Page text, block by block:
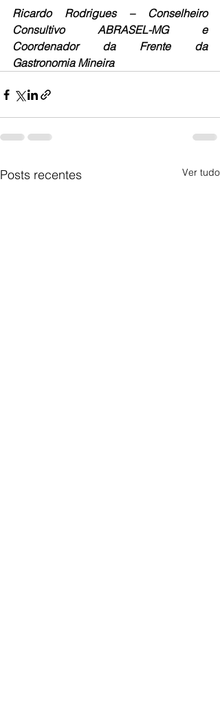
Ricardo Rodrigues – Conselheiro
Consultivo ABRASEL-MG e
Coordenador da Frente da
Gastronomia Mineira
Posts recentes Ver tudo